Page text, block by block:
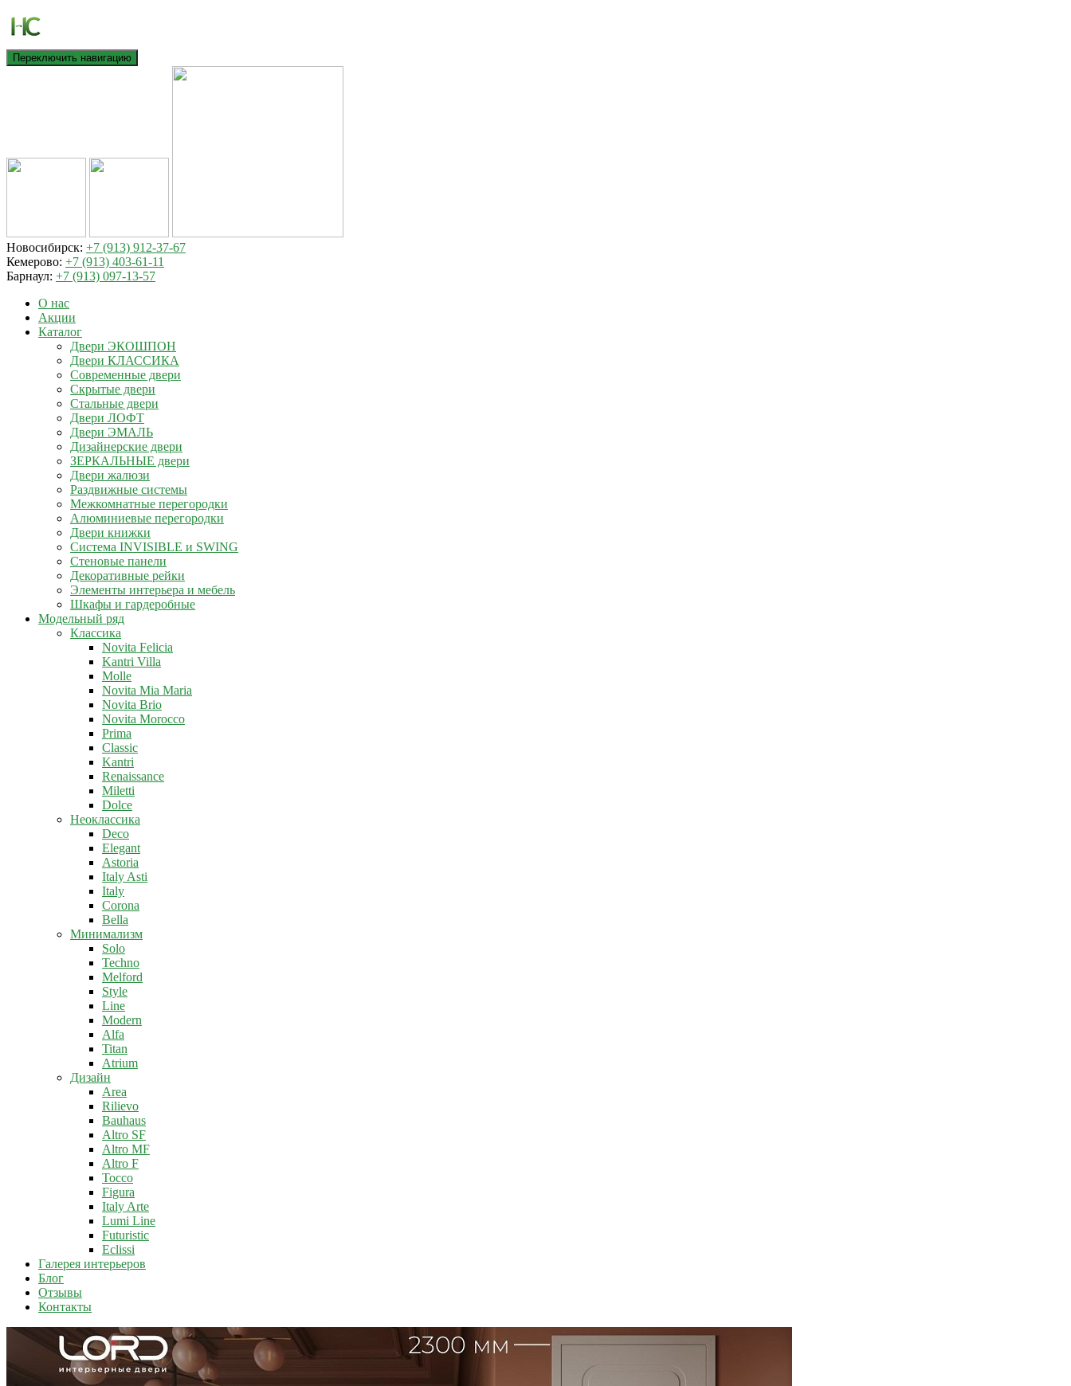
Переключить навигацию
Новосибирск: +7 (913) 912-37-67
Кемерово: +7 (913) 403-61-11
Барнаул: +7 (913) 097-13-57
О нас
Акции
Каталог
Двери ЭКОШПОН
Двери КЛАССИКА
Современные двери
Скрытые двери
Стальные двери
Двери ЛОФТ
Двери ЭМАЛЬ
Дизайнерские двери
ЗЕРКАЛЬНЫЕ двери
Двери жалюзи
Раздвижные системы
Межкомнатные перегородки
Алюминиевые перегородки
Двери книжки
Система INVISIBLE и SWING
Стеновые панели
Декоративные рейки
Элементы интерьера и мебель
Шкафы и гардеробные
Модельный ряд
Классика
Novita Felicia
Kantri Villa
Molle
Novita Mia Maria
Novita Brio
Novita Morocco
Prima
Classic
Kantri
Renaissance
Miletti
Dolce
Неоклассика
Deco
Elegant
Astoria
Italy Asti
Italy
Corona
Bella
Минимализм
Solo
Techno
Melford
Style
Line
Modern
Alfa
Titan
Atrium
Дизайн
Area
Rilievo
Bauhaus
Altro SF
Altro MF
Altro F
Tocco
Figura
Italy Arte
Lumi Line
Futuristic
Eclissi
Галерея интерьеров
Блог
Отзывы
Контакты